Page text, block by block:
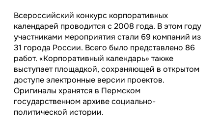
Всероссийский конкурс корпоративных
календарей проводится с 2008 года. В этом году
участниками мероприятия стали 69 компаний из
31 города России. Всего было представлено 86
работ. «Корпоративный календарь» также
выступает площадкой, сохраняющей в открытом
доступе электронные версии проектов.
Оригиналы хранятся в Пермском
государственном архиве социально-
политической истории.